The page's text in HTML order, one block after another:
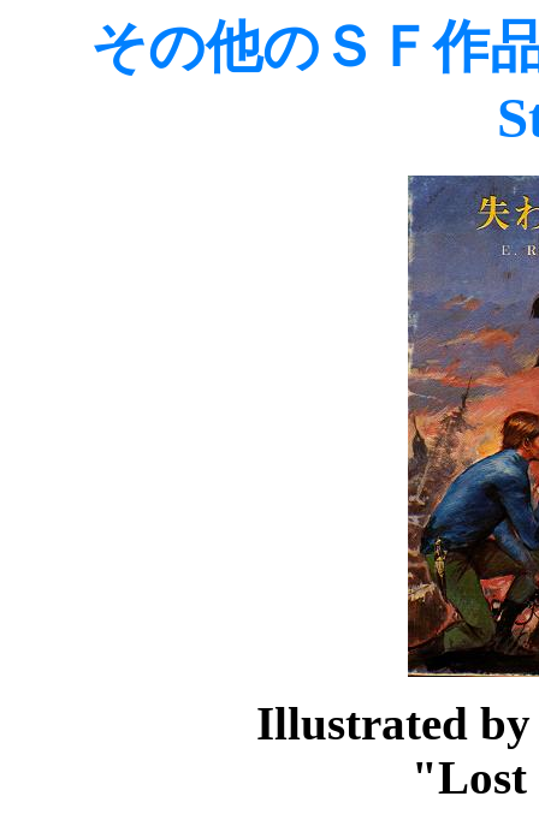
その他のＳＦ作
Illustrated
"Lost